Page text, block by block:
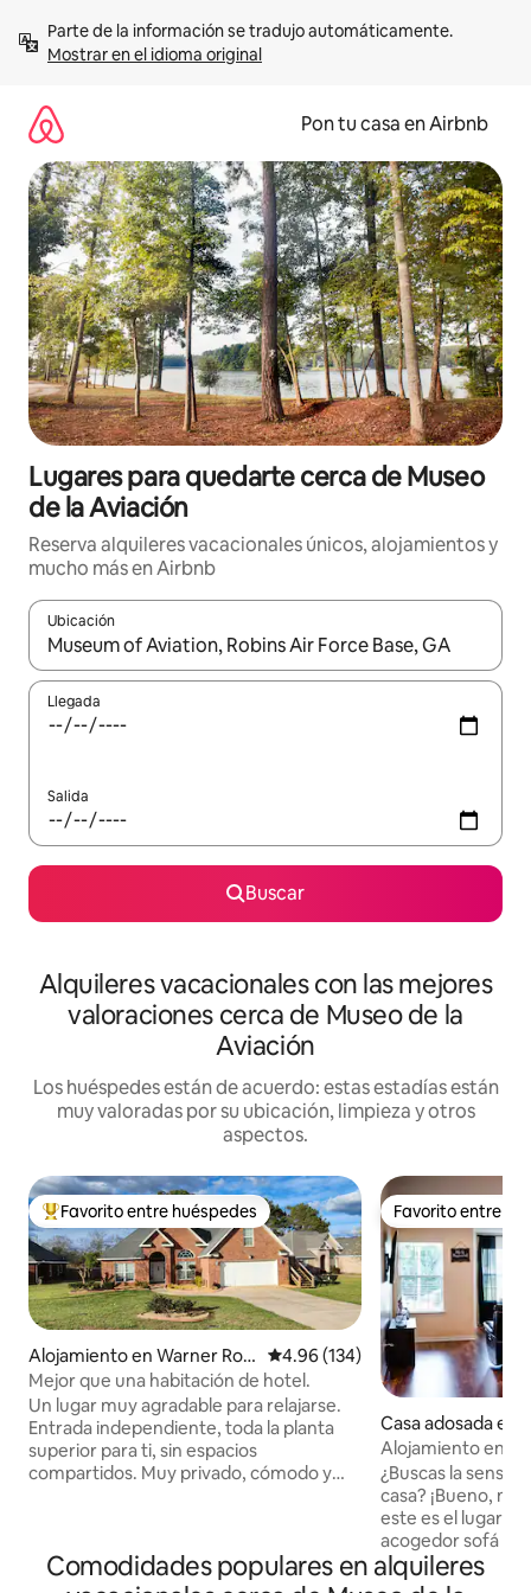
contenidoMostrar en el idioma original
Pon tu casa en Airbnb
Lugares para quedarte cerca de Museo
de la Aviación
Reserva alquileres vacacionales únicos, alojamientos y
mucho más en Airbnb
Ubicación
Cuando los resultados estén disponibles, navega con las
Llegada
Salida
Buscar
Alquileres vacacionales con las mejores
valoraciones cerca de Museo de la
Aviación
Los huéspedes están de acuerdo: estas estadías están
muy valoradas por su ubicación, limpieza y otros
aspectos.
Favorito entre huéspedes preferido
Favorito entre huéspedes
Alojamiento en Warner Robi
ns
Calificación promedio: 4.96 de
4.96 (134)
Mejor que una habitación de hotel.
Un lugar muy agradable para relajarse.
Entrada independiente, toda la planta
superior para ti, sin espacios
compartidos. Muy privado, cómodo y
habitación privada, con comodidades
mejoradas: microondas de tamaño
Favorito entre
Favorito entre
Casa adosada en
Alojamiento
restaurantes y
queen
¿Buscas la
casa? ¡Bueno, no
este es el lugar!
acogedor sofá y
pantalla plana.
entre varias
Comodidades populares en alquileres